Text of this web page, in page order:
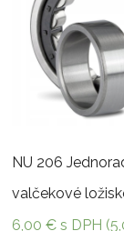
NU 206
valčekové
6,00€ s DPH (